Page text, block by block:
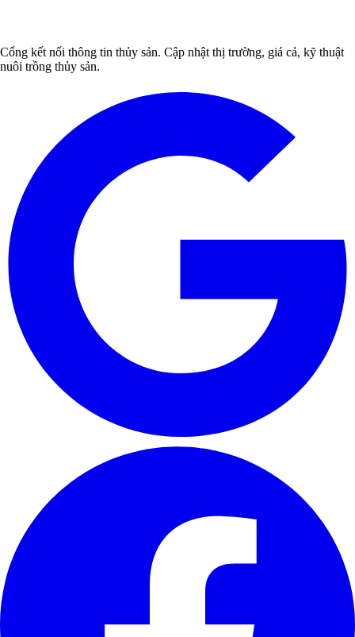
Cổng kết nối thông tin thủy sản. Cập nhật thị trường, giá cả, kỹ thuật
nuôi trồng thủy sản.